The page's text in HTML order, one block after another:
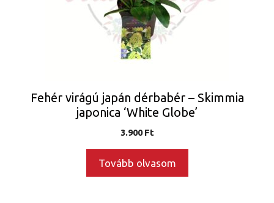
Fehér virágú japán dérbabér – Skimmia
japonica ‘White Globe’
3.900Ft
Tovább olvasom